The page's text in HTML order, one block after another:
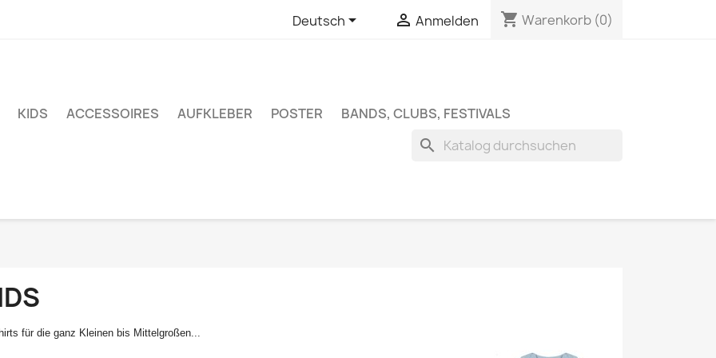
Deutsch  Anmelden shopping_cart Warenkorb (0)
KIDS ACCESSOIRES AUFKLEBER POSTER BANDS, CLUBS, FESTIVALS
search
für die ganz Kleinen bis Mittelgroßen...